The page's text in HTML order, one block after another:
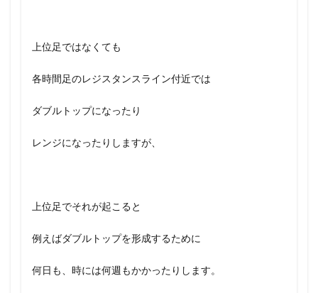
上位足ではなくても
各時間足のレジスタンスライン付近では
ダブルトップになったり
レンジになったりしますが、
上位足でそれが起こると
例えばダブルトップを形成するために
何日も、時には何週もかかったりします。